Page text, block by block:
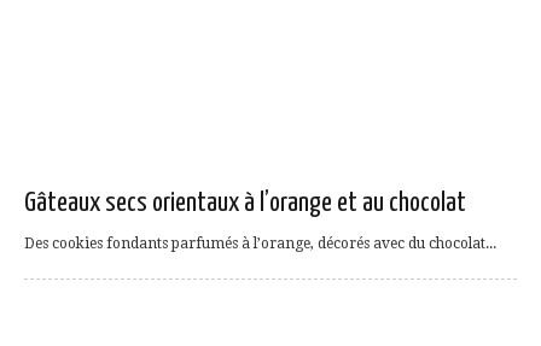
Gâteaux secs orientaux à l’orange et au chocolat
Des cookies fondants parfumés à l’orange, décorés avec du chocolat...